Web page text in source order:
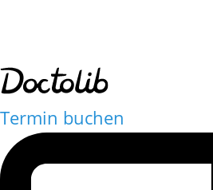
Termin buchen